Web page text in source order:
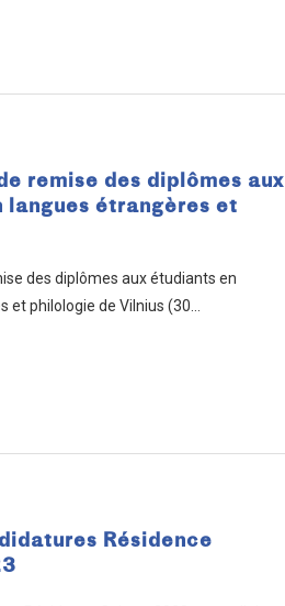
remise des diplômes aux
langues étrangères et
des diplômes aux étudiants en
et philologie de Vilnius (30…
Résidence